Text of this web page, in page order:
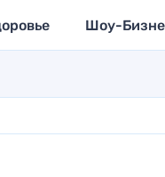
Шоу-